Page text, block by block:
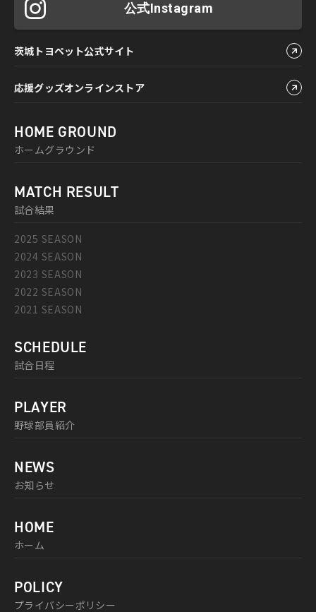
公式Instagram
茨城トヨペット公式サイト
応援グッズオンラインストア
HOME GROUND
ホームグラウンド
MATCH RESULT
試合結果
2025 SEASON
2024 SEASON
2023 SEASON
2022 SEASON
2021 SEASON
SCHEDULE
試合日程
PLAYER
野球部員紹介
NEWS
お知らせ
HOME
ホーム
POLICY
プライバシーポリシー